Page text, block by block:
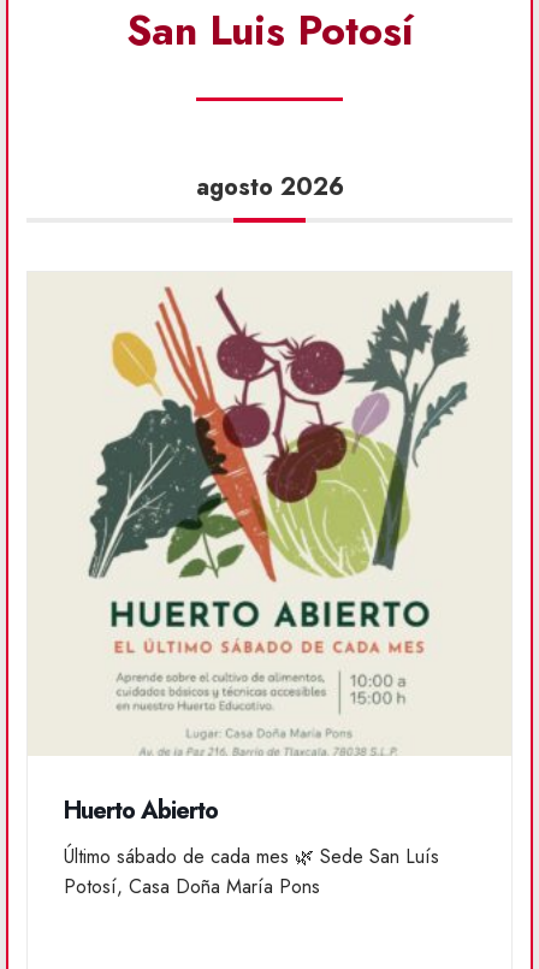
San Luis Potosí
agosto 2026
Huerto Abierto
Último sábado de cada mes 🌿 Sede San Luís
Potosí, Casa Doña María Pons